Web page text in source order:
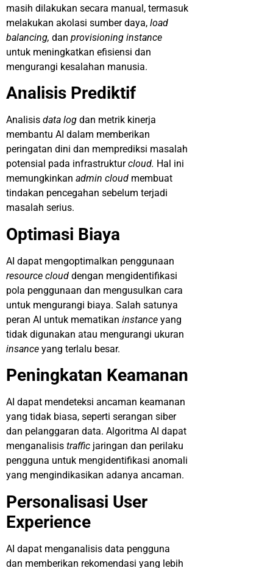
masih dilakukan secara manual, termasuk
melakukan akolasi sumber daya, load
balancing, dan provisioning instance
untuk meningkatkan efisiensi dan
mengurangi kesalahan manusia.
Analisis Prediktif
Analisis data log dan metrik kinerja
membantu AI dalam memberikan
peringatan dini dan memprediksi masalah
potensial pada infrastrukturcloud. Hal ini
memungkinkan admin cloud membuat
tindakan pencegahan sebelum terjadi
masalah serius.
Optimasi Biaya
AI dapat mengoptimalkan penggunaan
resource cloud dengan mengidentifikasi
pola penggunaan dan mengusulkan cara
untuk mengurangi biaya. Salah satunya
peran AI untuk mematikan instance yang
tidak digunakan atau mengurangi ukuran
insance yang terlalu besar.
Peningkatan Keamanan
AI dapat mendeteksi ancaman keamanan
yang tidak biasa, seperti serangan siber
dan pelanggaran data. Algoritma AI dapat
menganalisis traffic jaringan dan perilaku
pengguna untuk mengidentifikasi anomali
yang mengindikasikan adanya ancaman.
Personalisasi User
Experience
AI dapat menganalisis data pengguna
dan memberikan rekomendasi yang lebih